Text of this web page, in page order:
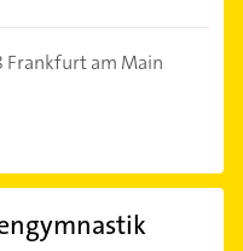
Frankfurt am Main